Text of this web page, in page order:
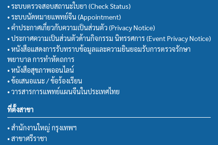
• ระบบตรวจสอบสถานะใบยา (Check Status)
• ระบบนัดหมายแพทย์จีน (Appointment)
• คำประกาศเกี่ยวกับความเป็นส่วนตัว (Privacy Notice)
• ประกาศความเป็นส่วนตัวด้านกิจกรรม นิทรรศการ (Event Privacy Notice)
• หนังสือแสดงการรับทราบข้อมูลและความยินยอมรับการตรวจรักษา
พยาบาล การทำหัตถการ
• หนังสือสุขภาพออนไลน์
• ข้อเสนอแนะ / ข้อร้องเรียน
• วารสารการแพทย์แผนจีนในประเทศไทย
ที่ตั้งสาขา
• สำนักงานใหญ่ กรุงเทพฯ
• สาขาศรีราชา